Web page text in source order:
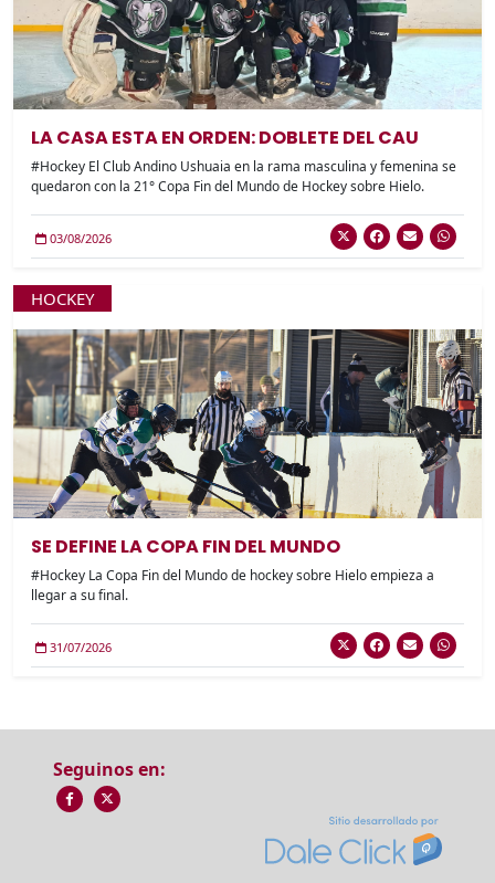
LA CASA ESTA EN ORDEN: DOBLETE DEL CAU
#Hockey El Club Andino Ushuaia en la rama masculina y femenina se
quedaron con la 21° Copa Fin del Mundo de Hockey sobre Hielo.
03/08/2026
HOCKEY
SE DEFINE LA COPA FIN DEL MUNDO
#Hockey La Copa Fin del Mundo de hockey sobre Hielo empieza a
llegar a su final.
31/07/2026
Seguinos en: